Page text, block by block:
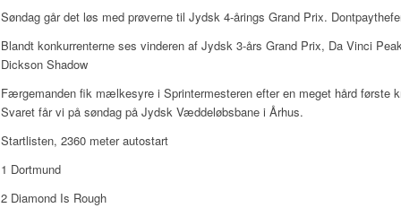
Søndag går det løs med prøverne til Jydsk 4-årings Grand Prix.
Blandt konkurrenterne ses vinderen af Jydsk 3-års Grand Prix, Da Vinci
Dickson Shadow
Færgemanden fik mælkesyre i Sprintermesteren efter en meget hård første
Svaret får vi på søndag på Jydsk Væddeløbsbane i Århus.
Startlisten, 2360 meter autostart
1 Dortmund
2 Diamond Is Rough